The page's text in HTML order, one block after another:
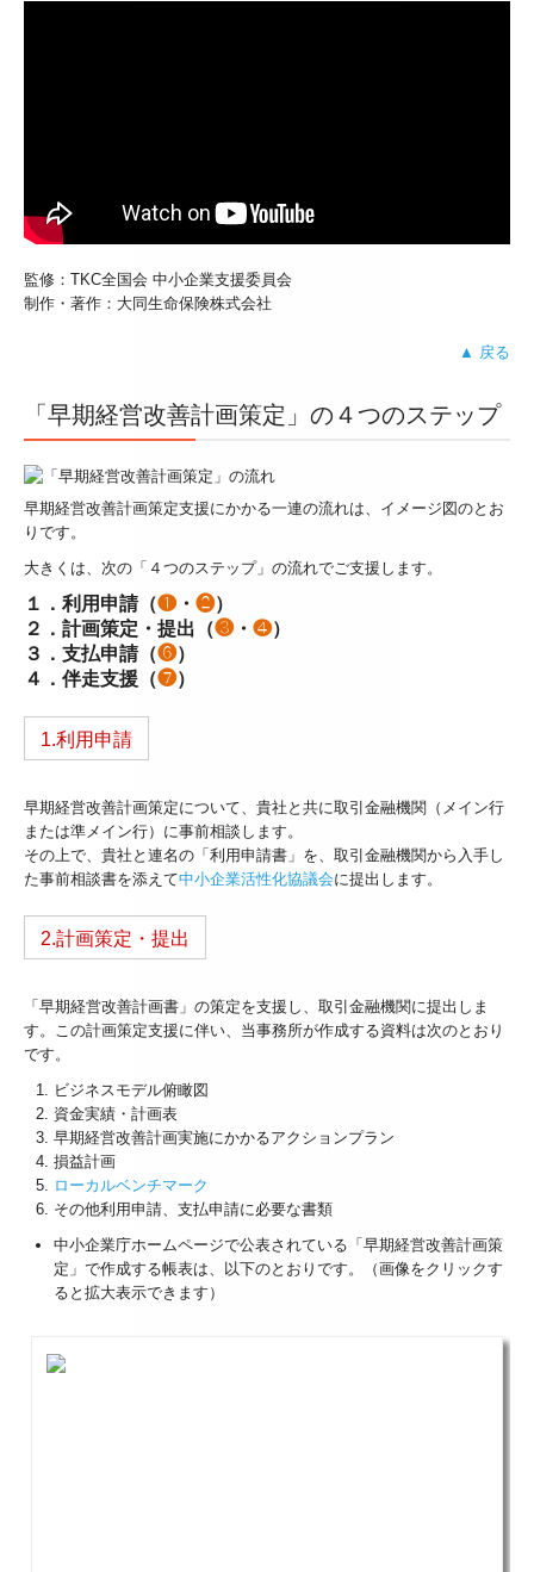
監修：TKC全国会 中小企業支援委員会
制作・著作：大同生命保険株式会社
▲ 戻る
「早期経営改善計画策定」の４つのステップ
早期経営改善計画策定支援にかかる一連の流れは、イメージ図のとお
りです。
大きくは、次の「４つのステップ」の流れでご支援します。
１．利用申請（❶・ ❷）
２．計画策定・提出（❸・ ❹）
３．支払申請（❻）
４．伴走支援（❼）
1.利用申請
早期経営改善計画策定について、貴社と共に取引金融機関（メイン行
または準メイン行）に事前相談します。
その上で、貴社と連名の「利用申請書」を、取引金融機関から入手し
た事前相談書を添えて中小企業活性化協議会に提出します。
2.計画策定・提出
「早期経営改善計画書」の策定を支援し、取引金融機関に提出しま
す。この計画策定支援に伴い、当事務所が作成する資料は次のとおり
です。
ビジネスモデル俯瞰図
資金実績・計画表
早期経営改善計画実施にかかるアクションプラン
損益計画
ローカルベンチマーク
その他利用申請、支払申請に必要な書類
中小企業庁ホームページで公表されている「早期経営改善計画策
定」で作成する帳表は、以下のとおりです。（画像をクリックす
ると拡大表示できます）